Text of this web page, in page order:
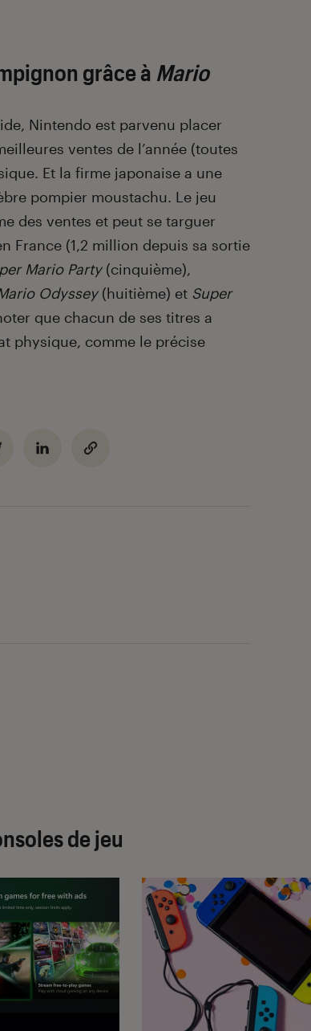
grâce à Mario
Nintendo est parvenu placer
ventes de l’année (toutes
Et la firme japonaise a une
pompier moustachu. Le jeu
des ventes et peut se targuer
France (1,2 million depuis sa sortie
Mario Party(cinquième),
Odyssey(huitième) et Super
que chacun de ses titres a
physique, comme le précise
de jeu